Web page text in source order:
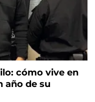
cómo vive en
año de su